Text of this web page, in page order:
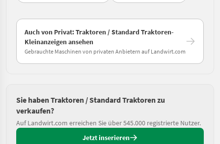
Auch von Privat: Traktoren / Standard Traktoren-
Kleinanzeigen ansehen
Gebrauchte Maschinen von privaten Anbietern auf Landwirt.com
Sie haben Traktoren / Standard Traktoren zu
verkaufen?
Auf Landwirt.com erreichen Sie über 545.000 registrierte Nutzer.
Jetzt inserieren